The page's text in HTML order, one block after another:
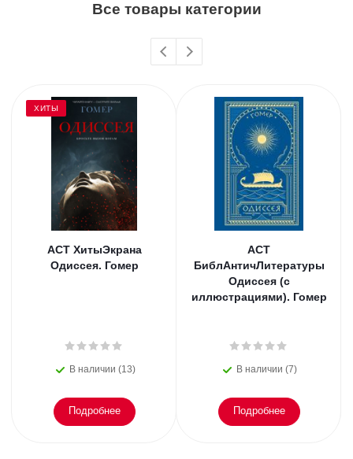
Все товары категории
ХИТЫ
АСТ ХитыЭкрана
Одиссея. Гомер
В наличии (13)
Подробнее
АСТ
БиблАнтичЛитературы
Одиссея (с
иллюстрациями). Гомер
В наличии (7)
Подробнее